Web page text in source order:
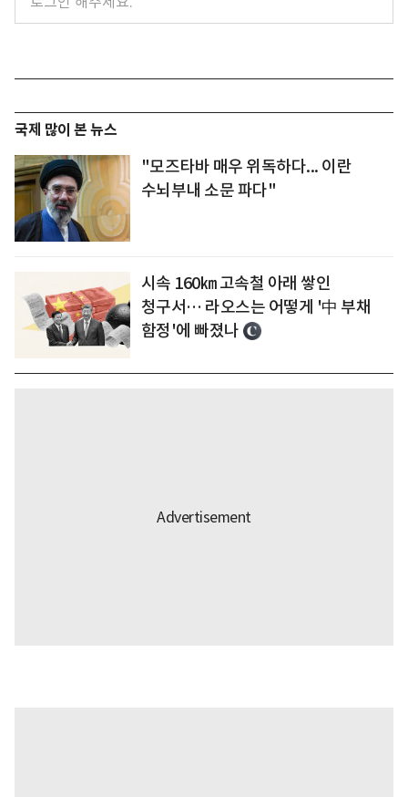
국제 많이 본 뉴스
"모즈타바 매우 위독하다... 이란
수뇌부내 소문 파다"
시속 160㎞ 고속철 아래 쌓인
청구서… 라오스는 어떻게 '中 부채
함정'에 빠졌나